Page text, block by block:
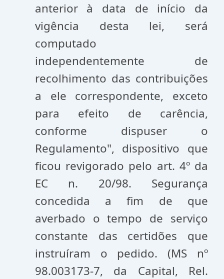
anterior à data de início da
vigência desta lei, será
computado
independentemente de
recolhimento das contribuições
a ele correspondente, exceto
para efeito de carência,
conforme dispuser o
Regulamento", dispositivo que
ficou revigorado pelo art. 4º da
EC n. 20/98. Segurança
concedida a fim de que
averbado o tempo de serviço
constante das certidões que
instruíram o pedido. (MS nº
98.003173-7, da Capital, Rel.